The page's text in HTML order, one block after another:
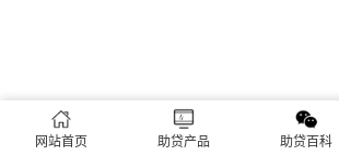
网站首页 助贷产品 助贷百科